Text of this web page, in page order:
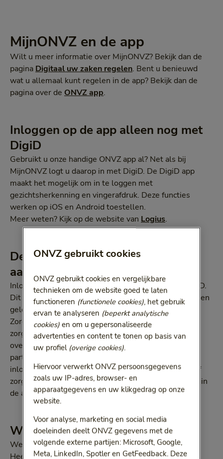
MijnONVZ en de app
Wilt u meer informatie over MijnONVZ? Bekijk dan de
pagina Digitaal uw zaken regelen. Bent u benieuwd
wat u allemaal kunt regelen in de app? Bekijk dan de
pagina over de ONVZ app.
Inloggen op de app alleen nog met
DigiD
Gebruikt u onze handige ONVZ app al? Net als bij
MijnONVZ logt u daarop in met DigiD. De DigiD app
maakt het mogelijk om in te loggen met
gezichtsherkenning en vingerafdruk. Deze functies
werken op iOS en Android toestellen.
Meer weten? Kijk op de website van Logius.
De inlogeisen voor apps zijn
aangescherpt
Inloggen op de app kan daardoor alleen nog met DigiD.
Dit is omdat uw gegevens dan het best beveiligd zijn en
geldt voor alle apps van alle zorgverzekeraars.
Zorgverzekeraars moeten, als uitvoerder van de
zorgverzekeringswet, voldoen aan de wet digitale
overheid. Dit geldt niet voor andere commerciële
partijen zoals schadeverzekeraars en banken. Na het
inloggen kunt u declareren, uw betalingen doen en/of
zorgkosten inzien. Precies zoals u dat al gewend was in
de app.
We helpen u graag op weg
We snappen dat deze wijziging even wennen kan zijn.
Heeft u nog weinig ervaring met inloggen via DigiD?
ONVZ gebruikt cookies
ONVZ gebruikt cookies en vergelijkbare
technieken om de website goed te laten
functioneren (functionele cookies), het gebruik
ervan te analyseren (beperkt analytische
cookies)en om u gepersonaliseerde
advertenties en content te tonen op basis van
uw profiel (overige cookies).
Hiervoor verwerkt ONVZ persoonsgegevens
zoals uw IP-adres, browser- en
apparaatgegevens en uw klikgedrag op onze
website.
Voor analyse, marketing en social media
doeleinden deelt ONVZ gegevens met de
volgende externe partijen: Microsoft, Google,
Meta, LinkedIn, Spotler en GetFeedback. Deze